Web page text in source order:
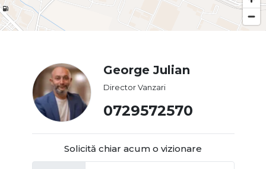
George Julian
Director Vanzari
0729572570
Solicită chiar acum o vizionare